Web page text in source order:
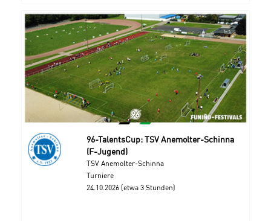
96-TalentsCup: TSV Anemolter-Schinna
(F-Jugend)
TSV Anemolter-Schinna
Turniere
24.10.2026 (etwa 3 Stunden)